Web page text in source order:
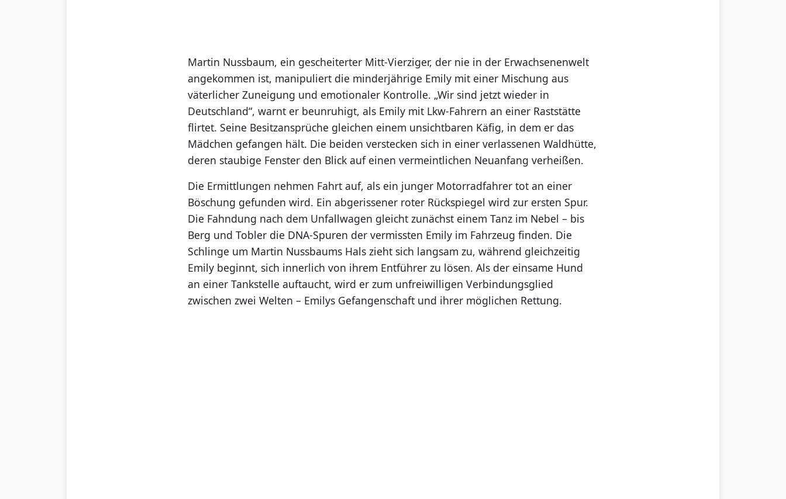
Martin Nussbaum, ein gescheiterter Mitt-Vierziger, der nie in der Erwachsenenwelt
angekommen ist, manipuliert die minderjährige Emily mit einer Mischung aus
väterlicher Zuneigung und emotionaler Kontrolle. „Wir sind jetzt wieder in
Deutschland“, warnt er beunruhigt, als Emily mit Lkw-Fahrern an einer Raststätte
flirtet. Seine Besitzansprüche gleichen einem unsichtbaren Käfig, in dem er das
Mädchen gefangen hält. Die beiden verstecken sich in einer verlassenen Waldhütte,
deren staubige Fenster den Blick auf einen vermeintlichen Neuanfang verheißen.
Die Ermittlungen nehmen Fahrt auf, als ein junger Motorradfahrer tot an einer
Böschung gefunden wird. Ein abgerissener roter Rückspiegel wird zur ersten Spur.
Die Fahndung nach dem Unfallwagen gleicht zunächst einem Tanz im Nebel – bis
Berg und Tobler die DNA-Spuren der vermissten Emily im Fahrzeug finden. Die
Schlinge um Martin Nussbaums Hals zieht sich langsam zu, während gleichzeitig
Emily beginnt, sich innerlich von ihrem Entführer zu lösen. Als der einsame Hund
an einer Tankstelle auftaucht, wird er zum unfreiwilligen Verbindungsglied
zwischen zwei Welten – Emilys Gefangenschaft und ihrer möglichen Rettung.